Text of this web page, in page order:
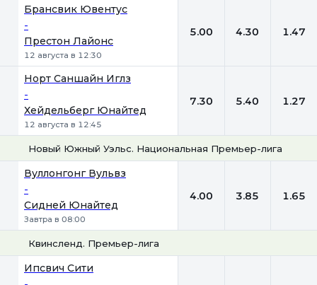
Брансвик Ювентус
-
Престон Лайонс
12 августа в 12:30
5.00 4.30 1.47
Норт Саншайн Иглз
-
Хейдельберг Юнайтед
12 августа в 12:45
7.30 5.40 1.27
Новый Южный Уэльс. Национальная Премьер-лига
Вуллонгонг Вульвз
-
Сидней Юнайтед
Завтра в 08:00
4.00 3.85 1.65
Квинсленд. Премьер-лига
Ипсвич Сити